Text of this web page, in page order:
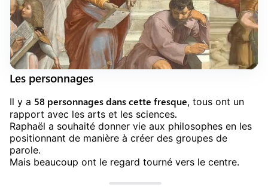
Les personnages
Il y a 58 personnages dans cette fresque, tous ont un
rapport avec les arts et les sciences.
Raphaël a souhaité donner vie aux philosophes en les
positionnant de manière à créer des groupes de
parole.
Mais beaucoup ont le regard tourné vers le centre.